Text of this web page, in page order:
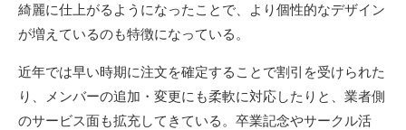
綺麗に仕上がるようになったことで、より個性的なデザイン
が増えているのも特徴になっている。
近年では早い時期に注文を確定することで割引を受けられた
り、メンバーの追加・変更にも柔軟に対応したりと、業者側
のサービス面も拡充してきている。卒業記念やサークル活